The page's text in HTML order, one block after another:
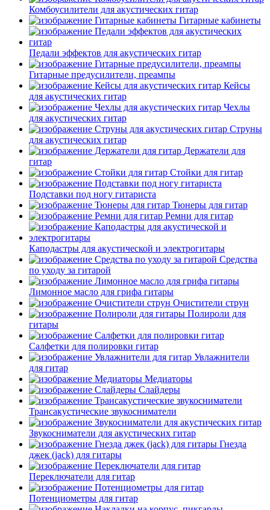
Комбоусилители для акустических гитар
Гитарные кабинеты
Педали эффектов для акустических гитар
Гитарные предусилители, преампы
Кейсы
для акустических гитар
Чехлы
для акустических гитар
Струны
для акустических гитар
Держатели для
гитар
Стойки для гитар
Подставки под ногу гитариста
Тюнеры для гитар
Ремни для гитар
Каподастры для акустической и электрогитары
Средства
по уходу за гитарой
Лимонное масло для грифа гитары
Очистители струн
Полироли для
гитары
Салфетки для полировки гитар
Увлажнители
для гитар
Медиаторы
Слайдеры
Трансакустические звукосниматели
Звукосниматели для акустических гитар
Гнезда
джек (jack) для гитары
Переключатели для гитар
Потенциометры для гитар